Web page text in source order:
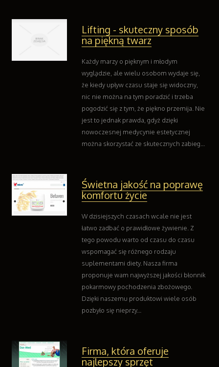
Kontakt
Lifting - skuteczny sposób
na piękną twarz
Każdy marzy o pięknym i młodym
wyglądzie, ale wielu osobom wydaje się,
że kiedy upływ czasu staje się widoczny,
nic nie można na tym poradzić i trzeba
pogodzić się z tym, że piękno przemija. Nie
jest to jednak prawda, gdyż dzięki
nowoczesnej medycynie estetycznej
można skorzystać ze skutecznych zabieg...
Świetna jakość na poprawę
komfortu życie
W dzisiejszych czasach wcale nie jest
łatwo zadbać o prawidłowe żywienie. Z
tego powodu warto od czasu do czasu
wspomagać się różnego rodzaju
suplementami diety. Nasza firma
proponuje wam najwyższej jakości błonnik
pokarmowy pochodzenia zbożowego.
Dzięki naszemu produktowi wiele osób
pozbyło się nieprzy...
Firma, która oferuje
najlepszy sprzęt